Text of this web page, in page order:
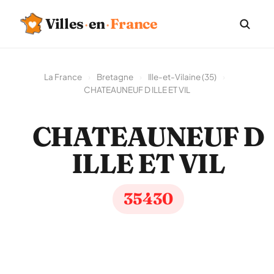
Villes·en·France
La France Bretagne Ille-et-Vilaine (35)
CHATEAUNEUF D ILLE ET VIL
CHATEAUNEUF D
ILLE ET VIL
35430